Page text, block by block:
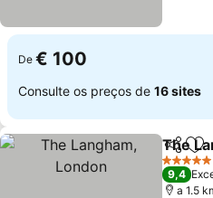
De € 100
Consulte os preços de 16 sites
Partilhar
The
5 Estrelas
9,4
a 1.5